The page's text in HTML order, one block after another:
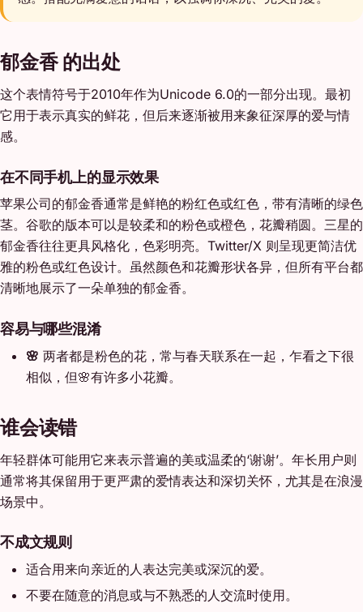
郁金香 的出处
这个表情符号于2010年作为Unicode 6.0的一部分出现。最初
它用于表示真实的鲜花，但后来逐渐被用来象征深厚的爱与情
感。
在不同手机上的显示效果
苹果公司的郁金香通常是鲜艳的粉红色或红色，带有清晰的绿色
茎。谷歌的版本可以是较柔和的粉色或橙色，花瓣稍圆。三星的
郁金香往往更具风格化，色彩明亮。Twitter/X 则呈现更简洁优
雅的粉色或红色设计。虽然颜色和花瓣形状各异，但所有平台都
清晰地展示了一朵单独的郁金香。
容易与哪些混淆
🌸 两者都是粉色的花，常与春天联系在一起，乍看之下很
相似，但🌸有许多小花瓣。
谁会读错
年轻群体可能用它来表示普遍的美或温柔的‘谢谢’。年长用户则
通常将其保留用于更严肃的爱情表达和深切关怀，尤其是在浪漫
场景中。
不成文规则
适合用来向亲近的人表达完美或深沉的爱。
不要在随意的消息或与不熟悉的人交流时使用。